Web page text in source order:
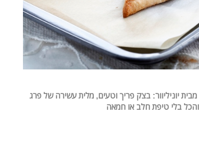
יוניליוור: בצק פריך וטעים, מלית עשירה של פרג
והכל בלי טיפת חלב או חמאה